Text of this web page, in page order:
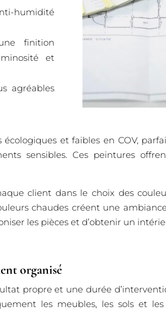
humidité
finition
et
agréables
et faibles en COV,
sensibles. Ces peintures
client dans le choix des
chaudes créent une
les pièces et d’obtenir un
organisé
propre et une durée
les meubles, les sols et